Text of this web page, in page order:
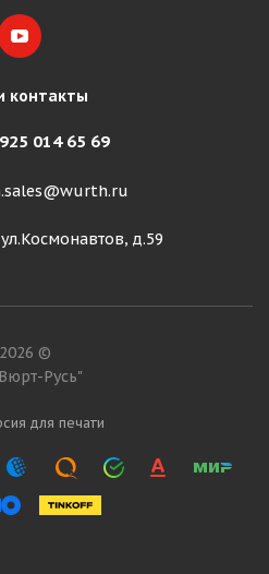
контакты
014 65 69
д.59
2026 ©
Русь"
для печати